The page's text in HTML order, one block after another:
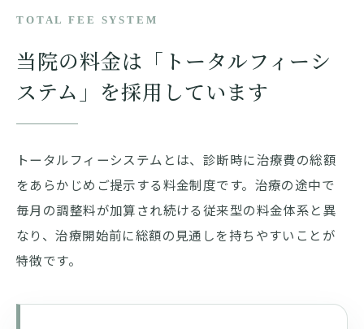
TOTAL FEE SYSTEM
当院の料金は「トータルフィーシ
ステム」を採用しています
トータルフィーシステムとは、診断時に治療費の総額
をあらかじめご提示する料金制度です。治療の途中で
毎月の調整料が加算され続ける従来型の料金体系と異
なり、治療開始前に総額の見通しを持ちやすいことが
特徴です。